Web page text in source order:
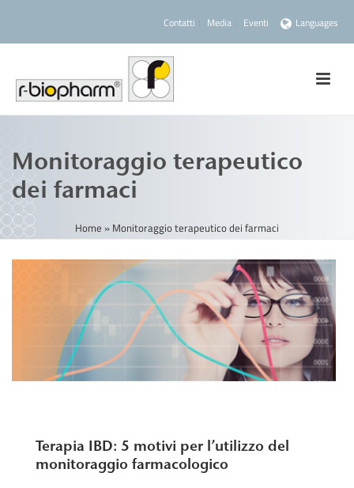
Contatti Media Eventi Languages
Monitoraggio terapeutico
dei farmaci
Home » Monitoraggio terapeutico dei farmaci
Terapia IBD: 5 motivi per l’utilizzo del
monitoraggio farmacologico